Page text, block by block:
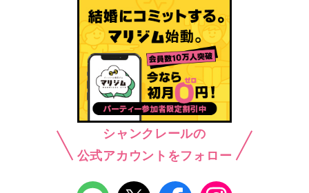
シャンクレールの
公式アカウントをフォロー